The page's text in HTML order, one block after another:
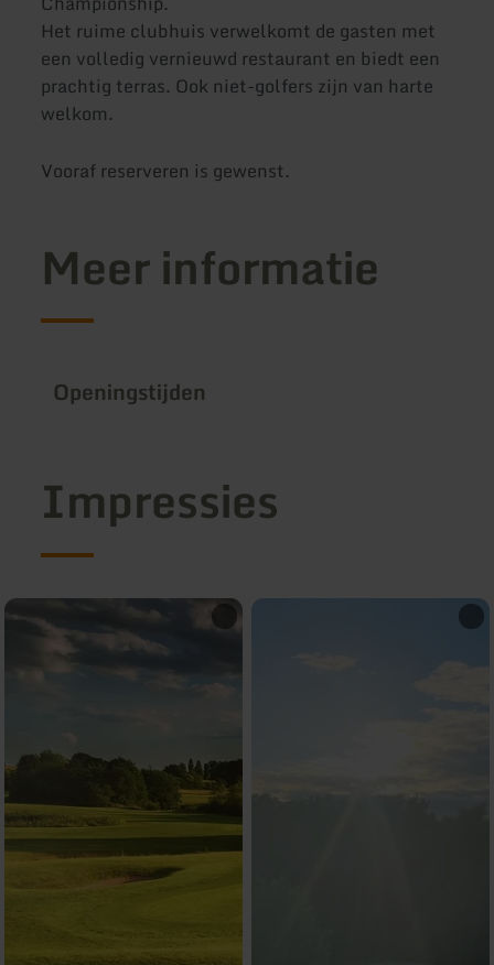
Het ruime clubhuis verwelkomt de gasten met
een volledig vernieuwd restaurant en biedt een
prachtig terras. Ook niet-golfers zijn van harte
welkom.
Vooraf reserveren is gewenst.
Meer informatie
Openingstijden
Impressies